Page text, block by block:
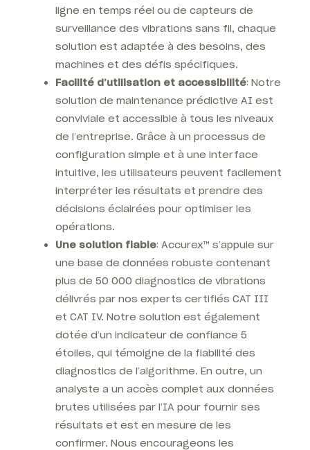
ligne en temps réel ou de capteurs de
surveillance des vibrations sans fil, chaque
solution est adaptée à des besoins, des
machines et des défis spécifiques.
Facilité d’utilisation et accessibilité: Notre
solution de maintenance prédictive AI est
conviviale et accessible à tous les niveaux
de l’entreprise. Grâce à un processus de
configuration simple et à une interface
intuitive, les utilisateurs peuvent facilement
interpréter les résultats et prendre des
décisions éclairées pour optimiser les
opérations.
Une solution fiable: Accurex™ s’appuie sur
une base de données robuste contenant
plus de 50 000 diagnostics de vibrations
délivrés par nos experts certifiés CAT III
et CAT IV. Notre solution est également
dotée d’un indicateur de confiance 5
étoiles, qui témoigne de la fiabilité des
diagnostics de l’algorithme. En outre, un
analyste a un accès complet aux données
brutes utilisées par l’IA pour fournir ses
résultats et est en mesure de les
confirmer. Nous encourageons les